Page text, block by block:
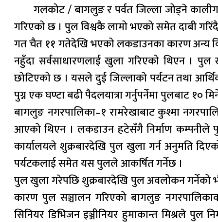
गलकोट / बागलुङ र पर्वत जिल्ला जोड्ने
गरिएको छ । पुल विश्वकै लामो भएको समेत दाबी
गत चैत ११ गतेदेखि भएको लकडाउनका कारण अन्य
नहुँदा सर्वसाधारणलाई खुला गरिएको थिएन ।
छोटिएको छ । यसले दुई जिल्लाको पर्यटन तथा
पुग्न एक घण्टा बढी पैदलयात्रा गर्नुपर्नेमा पुलबाट
बागलुङ नगरपालिका–१ रामरेखाबाट कुश्मा
आएको थिएन । लकडाउन हटेसँगै निर्माण कम्पनीले
कार्यालयले शुक्रबारदेखि पुल खुला गर्न अनुमति
पर्यटकलाई समेत यस पुलले आकर्षित गर्नेछ ।
पुल खुला गरेपछि शुक्रबारदेखि पुल अवलोकन गर्नेको
कारण पुल सञ्चालन गरिएको बागलुङ
सिनियर डिभिजन इञ्जीनियर हुमाकान्त मिश्रले पुल